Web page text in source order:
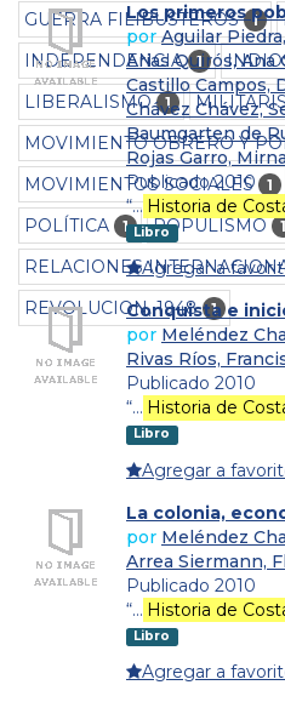
GUERRA FILIBUSTEROS 1
INDEPENDENCIA 1
LIBERALISMO 1
MOVIMIENTO OBRERO Y
MOVIMIENTOS SOCIALES 1
POLÍTICA 1 POPULISMO 1
RELACIONES
REVOLUCION, 1948 1
Los primeros
porAguilar
Arias Quirós, Ana
Castillo Campos,
Chávez Chávez,
Baumgarten de
Rojas Garro,
Publicado 2010
“… Historia de
Libro
Agregar a
Conquista e
por Meléndez
Rivas Ríos,
Publicado 2010
“… Historia de
Libro
Agregar a
La colonia,
por Meléndez
Arrea Siermann,
Publicado 2010
“… Historia de
Libro
Agregar a